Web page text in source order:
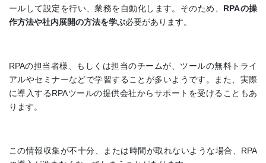
ールして設定を行い、業務を自動化します。そのため、 RPAの操
作方法や社内展開の方法を学ぶ必要があります。
RPAの担当者様、もしくは担当のチームが、ツールの無料トライ
アルやセミナーなどで学習することが多いようです。また、実際
に導入するRPAツールの提供会社からサポートを受けることもあ
ります。
この情報収集が不十分、または時間が取れないような場合、RPA